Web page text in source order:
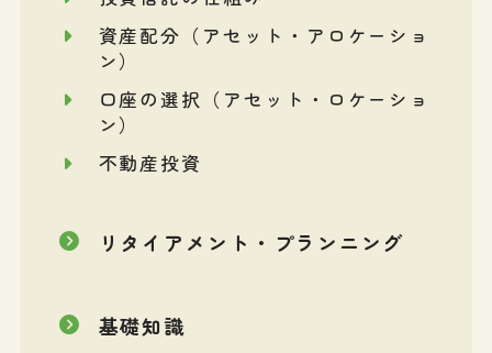
資産配分（アセット・アロケーショ
ン）
口座の選択（アセット・ロケーショ
ン）
不動産投資
リタイアメント・プランニング
基礎知識